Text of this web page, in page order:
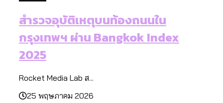
[ข้อมูลดิบ]
สำรวจอุบัติเหตุบนท้องถนนใน
กรุงเทพฯ ผ่าน Bangkok Index
2025
Rocket Media Lab ส...
25 พฤษภาคม 2026